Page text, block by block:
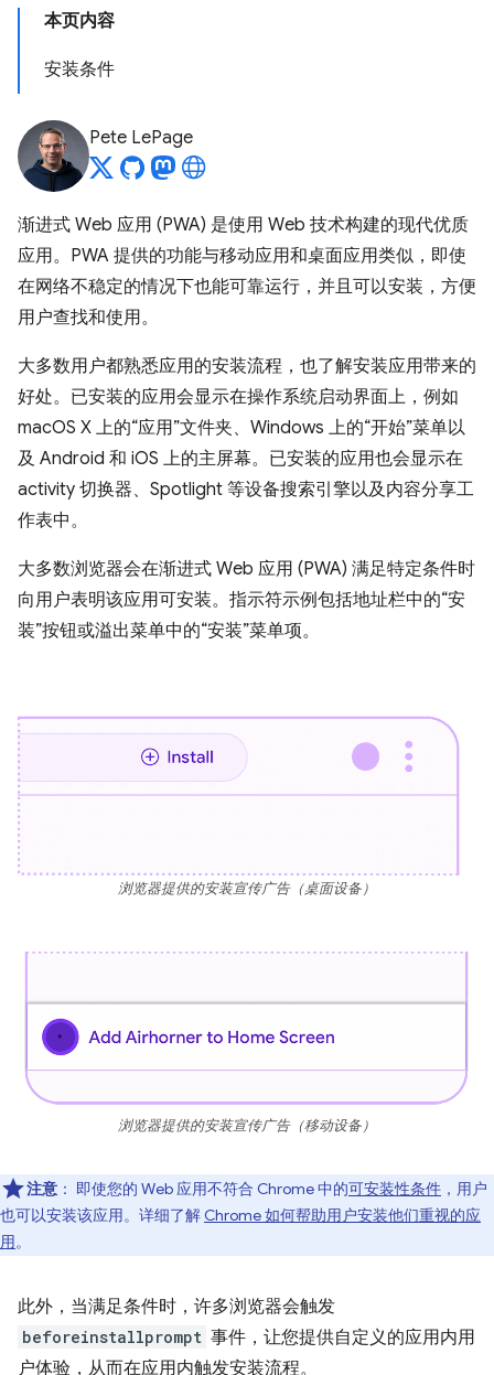
本页内容
安装条件
Pete LePage
渐进式 Web 应用 (PWA) 是使用 Web 技术构建的现代优质
应用。PWA 提供的功能与移动应用和桌面应用类似，即使
在网络不稳定的情况下也能可靠运行，并且可以安装，方便
用户查找和使用。
大多数用户都熟悉应用的安装流程，也了解安装应用带来的
好处。已安装的应用会显示在操作系统启动界面上，例如
macOS X 上的“应用”文件夹、Windows 上的“开始”菜单以
及 Android 和 iOS 上的主屏幕。已安装的应用也会显示在
activity 切换器、Spotlight 等设备搜索引擎以及内容分享工
作表中。
大多数浏览器会在渐进式 Web 应用 (PWA) 满足特定条件时
向用户表明该应用可安装。指示符示例包括地址栏中的“安
装”按钮或溢出菜单中的“安装”菜单项。
浏览器提供的安装宣传广告（桌面设备）
浏览器提供的安装宣传广告（移动设备）
注意 ： 即使您的 Web 应用不符合 Chrome 中的可安装性条件 ，用户
也可以安装该应用。详细了解 Chrome 如何帮助用户安装他们重视的应
用。
此外，当满足条件时，许多浏览器会触发
beforeinstallprompt 事件，让您提供自定义的应用内用
户体验，从而在应用内触发安装流程。